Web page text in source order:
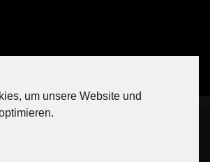
gefunden"]
um unsere Website und